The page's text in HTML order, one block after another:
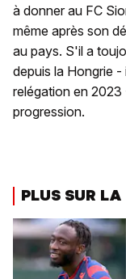
à donner au FC
même après son
au pays. S'il a
depuis la Hongrie
relégation en
progression.
PLUS SUR LA